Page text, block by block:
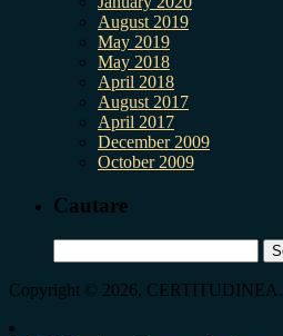
August 2019
May 2019
May 2018
April 2018
August 2017
April 2017
December 2009
October 2009
Cautare
for:
Copyright © 2026, CERTITUDINEA.